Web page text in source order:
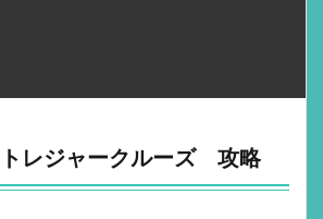
レジャークルーズ 攻略